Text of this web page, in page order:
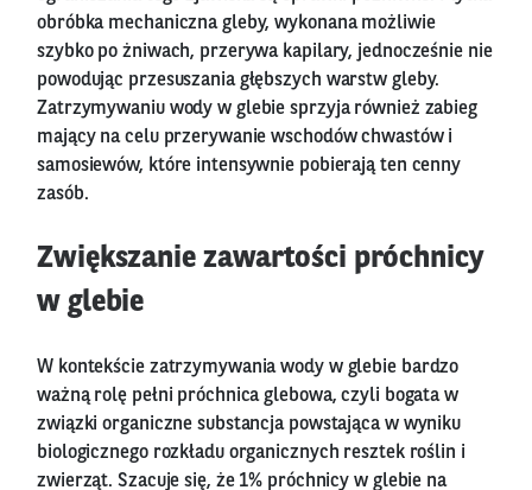
obróbka mechaniczna gleby, wykonana możliwie
szybko po żniwach, przerywa kapilary, jednocześnie nie
powodując przesuszania głębszych warstw gleby.
Zatrzymywaniu wody w glebie sprzyja również zabieg
mający na celu przerywanie wschodów chwastów i
samosiewów, które intensywnie pobierają ten cenny
zasób.
Zwiększanie zawartości próchnicy
w glebie
W kontekście zatrzymywania wody w glebie bardzo
ważną rolę pełni próchnica glebowa, czyli bogata w
związki organiczne substancja powstająca w wyniku
biologicznego rozkładu organicznych resztek roślin i
zwierząt. Szacuje się, że 1% próchnicy w glebie na